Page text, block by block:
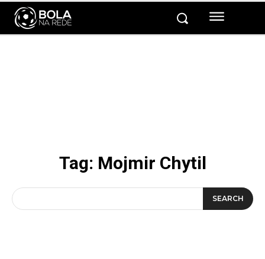
Tag: Mojmir Chytil
SEARCH